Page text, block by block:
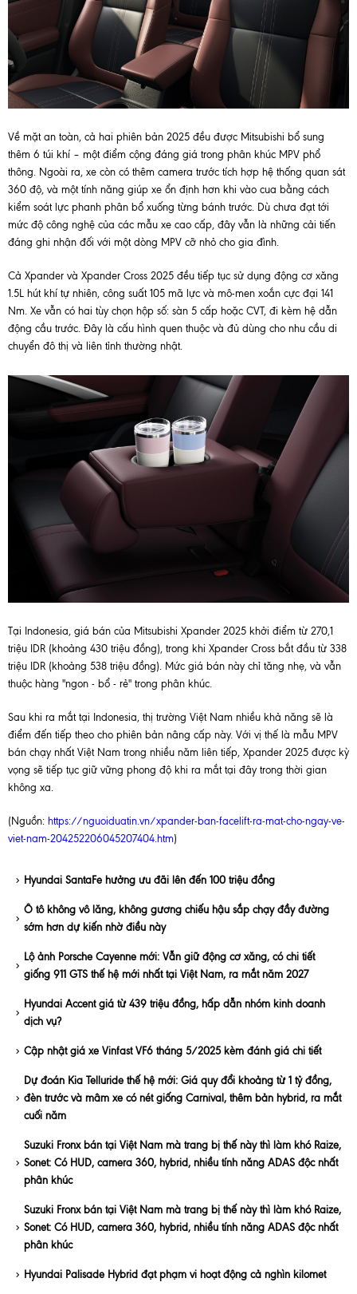
Về mặt an toàn, cả hai phiên bản 2025 đều được Mitsubishi bổ sung
thêm 6 túi khí – một điểm cộng đáng giá trong phân khúc MPV phổ
thông. Ngoài ra, xe còn có thêm camera trước tích hợp hệ thống quan sát
360 độ, và một tính năng giúp xe ổn định hơn khi vào cua bằng cách
kiểm soát lực phanh phân bổ xuống từng bánh trước. Dù chưa đạt tới
mức độ công nghệ của các mẫu xe cao cấp, đây vẫn là những cải tiến
đáng ghi nhận đối với một dòng MPV cỡ nhỏ cho gia đình.
Cả Xpander và Xpander Cross 2025 đều tiếp tục sử dụng động cơ xăng
1.5L hút khí tự nhiên, công suất 105 mã lực và mô-men xoắn cực đại 141
Nm. Xe vẫn có hai tùy chọn hộp số: sàn 5 cấp hoặc CVT, đi kèm hệ dẫn
động cầu trước. Đây là cấu hình quen thuộc và đủ dùng cho nhu cầu di
chuyển đô thị và liên tỉnh thường nhật.
Tại Indonesia, giá bán của Mitsubishi Xpander 2025 khởi điểm từ 270,1
triệu IDR (khoảng 430 triệu đồng), trong khi Xpander Cross bắt đầu từ 338
triệu IDR (khoảng 538 triệu đồng). Mức giá bán này chỉ tăng nhẹ, và vẫn
thuộc hàng "ngon - bổ - rẻ" trong phân khúc.
Sau khi ra mắt tại Indonesia, thị trường Việt Nam nhiều khả năng sẽ là
điểm đến tiếp theo cho phiên bản nâng cấp này. Với vị thế là mẫu MPV
bán chạy nhất Việt Nam trong nhiều năm liên tiếp, Xpander 2025 được kỳ
vọng sẽ tiếp tục giữ vững phong độ khi ra mắt tại đây trong thời gian
không xa.
(Nguồn: https://nguoiduatin.vn/xpander-ban-facelift-ra-mat-cho-ngay-ve-
viet-nam-204252206045207404.htm)
Hyundai SantaFe hưởng ưu đãi lên đến 100 triệu đồng
Ô tô không vô lăng, không gương chiếu hậu sắp chạy đầy đường
sớm hơn dự kiến nhờ điều này
Lộ ảnh Porsche Cayenne mới: Vẫn giữ động cơ xăng, có chi tiết
giống 911 GTS thế hệ mới nhất tại Việt Nam, ra mắt năm 2027
Hyundai Accent giá từ 439 triệu đồng, hấp dẫn nhóm kinh doanh
dịch vụ?
Cập nhật giá xe Vinfast VF6 tháng 5/2025 kèm đánh giá chi tiết
Dự đoán Kia Telluride thế hệ mới: Giá quy đổi khoảng từ 1 tỷ đồng,
đèn trước và mâm xe có nét giống Carnival, thêm bản hybrid, ra mắt
cuối năm
Suzuki Fronx bán tại Việt Nam mà trang bị thế này thì làm khó Raize,
Sonet: Có HUD, camera 360, hybrid, nhiều tính năng ADAS độc nhất
phân khúc
Suzuki Fronx bán tại Việt Nam mà trang bị thế này thì làm khó Raize,
Sonet: Có HUD, camera 360, hybrid, nhiều tính năng ADAS độc nhất
phân khúc
Hyundai Palisade Hybrid đạt phạm vi hoạt động cả nghìn kilomet